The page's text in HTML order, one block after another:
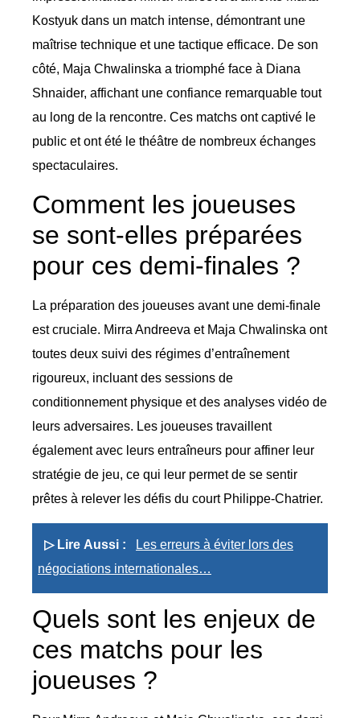
Kostyuk dans un match intense, démontrant une
maîtrise technique et une tactique efficace. De son
côté, Maja Chwalinska a triomphé face à Diana
Shnaider, affichant une confiance remarquable tout
au long de la rencontre. Ces matchs ont captivé le
public et ont été le théâtre de nombreux échanges
spectaculaires.
Comment les joueuses
se sont-elles préparées
pour ces demi-finales ?
La préparation des joueuses avant une demi-finale
est cruciale. Mirra Andreeva et Maja Chwalinska ont
toutes deux suivi des régimes d’entraînement
rigoureux, incluant des sessions de
conditionnement physique et des analyses vidéo de
leurs adversaires. Les joueuses travaillent
également avec leurs entraîneurs pour affiner leur
stratégie de jeu, ce qui leur permet de se sentir
prêtes à relever les défis du court Philippe-Chatrier.
▷ Lire Aussi :
Les erreurs à éviter lors des
négociations internationales…
Quels sont les enjeux de
ces matchs pour les
joueuses ?